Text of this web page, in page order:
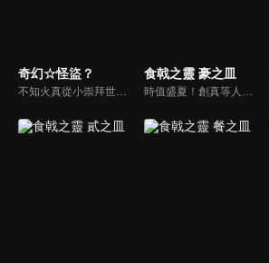
奇幻☆怪盜？
不知火真從小崇拜世界知名的魔術師星里衛，升上中學一年級時便到東京向星里衛拜師學藝，同時和兒時玩伴星里果菜再次相遇。與此同時，社會上傳出美女怪盜偷竊事件，真後來在無意間發現了果菜便是怪盜的事實。
食戟之靈 豪之皿
時值盛夏！創真等人，迎來了2年級第一學期的期末考試。考試的內容是，在充滿海濱遊客的海岸上，經營連排的「海之家」，並在3天時間內達成300萬日元的營業額！雖然創真等十傑成員顯得從容不迫，但是十傑隊卻被增加了不小的難度…!?